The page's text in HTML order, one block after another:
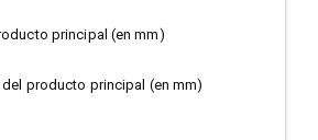
principal (en mm)
producto principal (en mm)